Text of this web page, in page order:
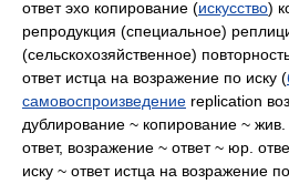
ответ эхо копирование (искусство)
репродукция (специальное)
(сельскохозяйственное)
ответ истца на возражение по иску (
самовоспроизведение replication
дублирование ~ копирование ~
ответ, возражение ~ ответ ~ юр.
иску ~ ответ истца на возражение